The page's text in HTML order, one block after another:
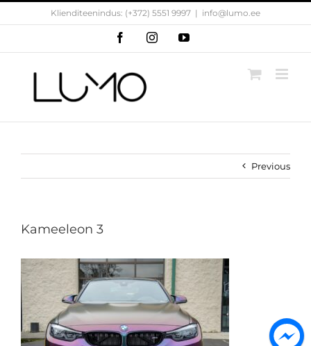
Skip
Klienditeenindus: (+372) 5551 9997 | info@lumo.ee
FacebookInstagramYouTube
Previous
Kameeleon 3